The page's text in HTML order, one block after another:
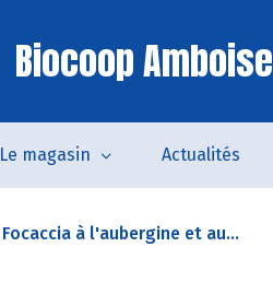
Biocoop Amboise
Le magasin Actualités
Focaccia à l'aubergine et au...